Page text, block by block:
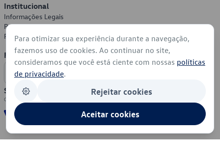
Institucional
Informações Legais
Política de Privacidade
Política de Cookies
Formas de Pagamento
Segurança
Para otimizar sua experiência durante a navegação,
fazemos uso de cookies. Ao continuar no site,
consideramos que você está ciente com nossas políticas
de privacidade.
Rejeitar cookies
Aceitar cookies